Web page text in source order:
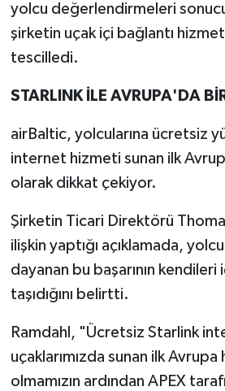
yolcu değerlendirmeleri
şirketin uçak içi bağlantı
tescilledi.
STARLINK İLE AVRUPA'DA
airBaltic, yolcularına ücretsiz
internet hizmeti sunan ilk
olarak dikkat çekiyor.
Şirketin Ticari Direktörü
ilişkin yaptığı açıklamada,
dayanan bu başarının kendileri
taşıdığını belirtti.
Ramdahl, "Ücretsiz Starlink
uçaklarımızda sunan ilk Avrupa
olmamızın ardından APEX